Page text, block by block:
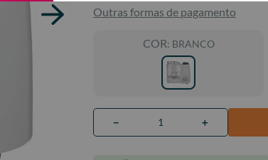
Outras formas de pagamento
COR: BRANCO
＋
－